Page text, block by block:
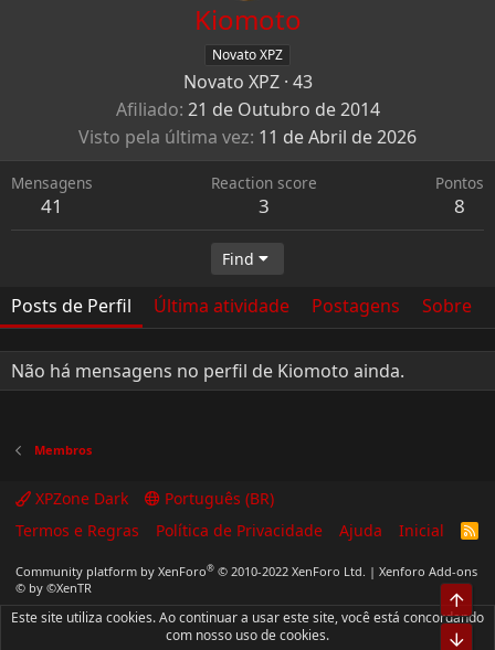
Kiomoto
Novato XPZ
Novato XPZ · 43
Afiliado 21 de Outubro de 2014
Visto pela última vez 11 de Abril de 2026
Mensagens
41
Reaction score
3
Pontos
8
Find
Posts de Perfil Última atividade Postagens Sobre
Não há mensagens no perfil de Kiomoto ainda.
Membros
XPZone Dark
Português (BR)
Termos e Regras
Política de Privacidade Ajuda Inicial
R
Community platform by XenForo® © 2010-2022 XenForo Ltd. | Xenforo Add-ons
© by ©XenTR
Este site utiliza cookies. Ao continuar a usar este site, você está concordando
com nosso uso de cookies.